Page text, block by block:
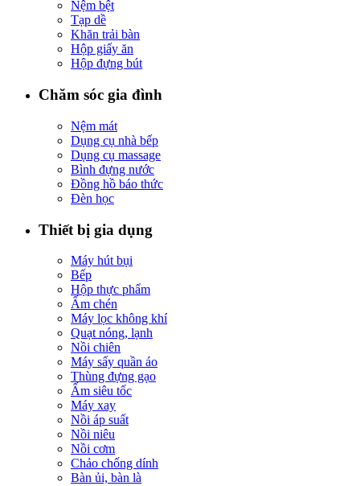
Nệm bệt
Tạp dề
Khăn trải bàn
Hộp giấy ăn
Hộp đựng bút
Chăm sóc gia đình
Nệm mát
Dụng cụ nhà bếp
Dụng cụ massage
Bình đựng nước
Đồng hồ báo thức
Đèn học
Thiết bị gia dụng
Máy hút bụi
Bếp
Hộp thực phẩm
Ấm chén
Máy lọc không khí
Quạt nóng, lạnh
Nồi chiên
Máy sấy quần áo
Thùng đựng gạo
Ấm siêu tốc
Máy xay
Nồi áp suất
Nồi niêu
Nồi cơm
Chảo chống dính
Bàn ủi, bàn là